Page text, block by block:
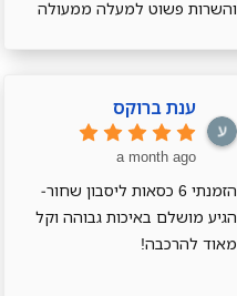
והשרות פשוט למעלה ממעולה
ענת ברוקס
a month ago
הזמנתי 6 כסאות ליסבון שחור-
הגיע מושלם באיכות גבוהה וקל
מאוד להרכבה!